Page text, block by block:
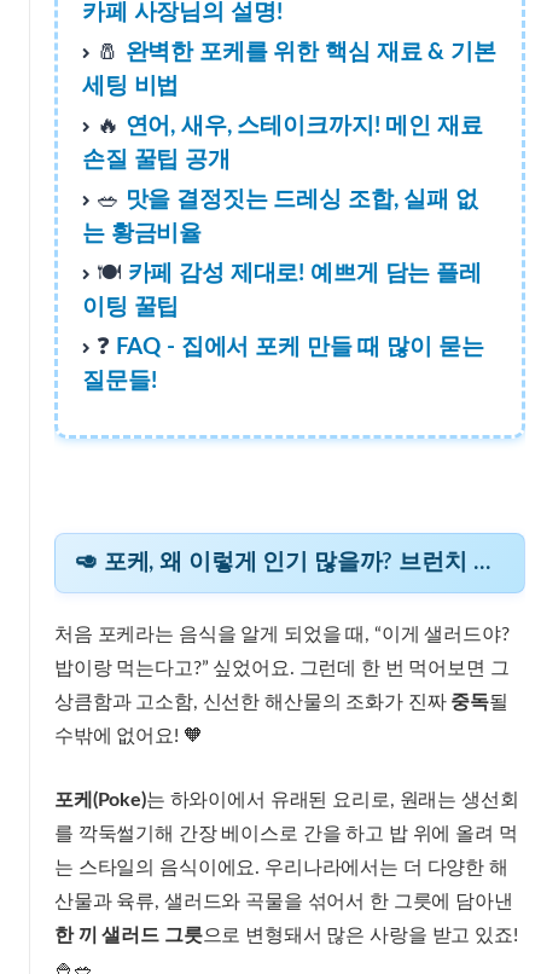
🥗 맛을 결정짓는 드레싱 조합, 실패 없는 황금비율
🍽️ 카페 감성 제대로! 예쁘게 담는 플레이팅 꿀팁
카페 사장님의 설명!
🧂 완벽한 포케를 위한 핵심 재료 & 기본
세팅 비법
🔥 연어, 새우, 스테이크까지! 메인 재료
손질 꿀팁 공개
🥗 맛을 결정짓는 드레싱 조합, 실패 없
는 황금비율
🍽️ 카페 감성 제대로! 예쁘게 담는 플레
이팅 꿀팁
❓ FAQ - 집에서 포케 만들 때 많이 묻는
질문들!
🥑 포케, 왜 이렇게 인기 많을까? 브런치 카페 사장님의 설명!
처음 포케라는 음식을 알게 되었을 때, “이게 샐러드야?
밥이랑 먹는다고?” 싶었어요. 그런데 한 번 먹어보면 그
상큼함과 고소함, 신선한 해산물의 조화가 진짜 중독될
수밖에 없어요! 🧡
포케(Poke)는 하와이에서 유래된 요리로, 원래는 생선회
를 깍둑썰기해 간장 베이스로 간을 하고 밥 위에 올려 먹
는 스타일의 음식이에요. 우리나라에서는 더 다양한 해
산물과 육류, 샐러드와 곡물을 섞어서 한 그릇에 담아낸
한 끼 샐러드 그릇으로 변형돼서 많은 사랑을 받고 있죠!
🍚🥗